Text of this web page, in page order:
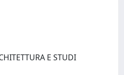
E STUDI